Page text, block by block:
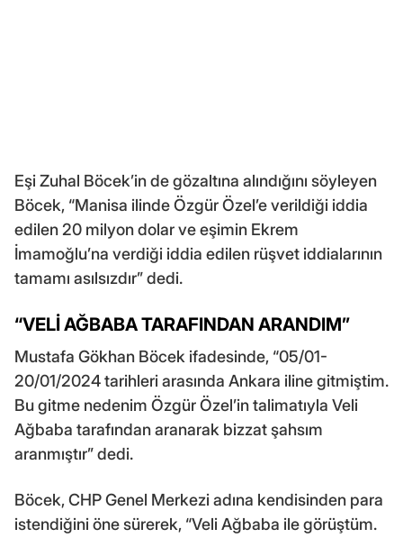
Eşi Zuhal Böcek’in de gözaltına alındığını söyleyen
Böcek, “Manisa ilinde Özgür Özel’e verildiği iddia
edilen 20 milyon dolar ve eşimin Ekrem
İmamoğlu’na verdiği iddia edilen rüşvet iddialarının
tamamı asılsızdır” dedi.
“VELİ AĞBABA TARAFINDAN ARANDIM”
Mustafa Gökhan Böcek ifadesinde, “05/01-
20/01/2024 tarihleri arasında Ankara iline gitmiştim.
Bu gitme nedenim Özgür Özel’in talimatıyla Veli
Ağbaba tarafından aranarak bizzat şahsım
aranmıştır” dedi.
Böcek, CHP Genel Merkezi adına kendisinden para
istendiğini öne sürerek, “Veli Ağbaba ile görüştüm.